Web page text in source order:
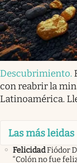
Descubrimiento.
con reabrir la
Latinoamérica.
Las más leidas
FelicidadFiódor
“Colón no fue